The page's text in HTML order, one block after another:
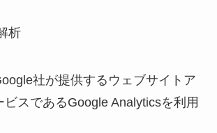
析
社が提供するウェブサイトア
ビスであるGoogle Analyticsを利用